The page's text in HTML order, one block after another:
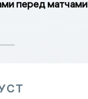
перед матчами